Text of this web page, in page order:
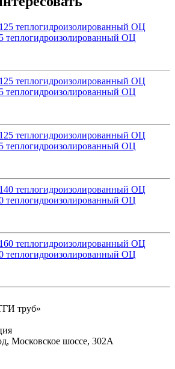
теплогидроизолированный ОЦ
теплогидроизолированный ОЦ
теплогидроизолированный ОЦ
теплогидроизолированный ОЦ
теплогидроизолированный ОЦ
труб»
Московское шоссе, 302А